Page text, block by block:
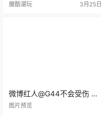
魔酷潮玩 3月25日
微博红人@G44不会受伤 碧
蓝航线 贝奇周年纪念
图片预览